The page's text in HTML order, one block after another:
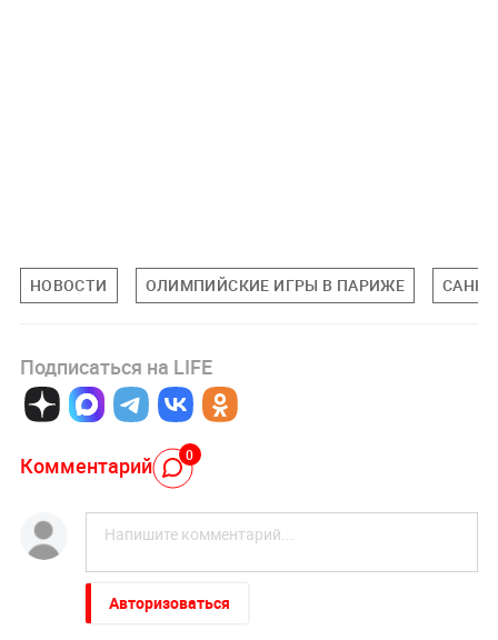
НОВОСТИ ОЛИМПИЙСКИЕ ИГРЫ В ПАРИЖЕ
Подписаться на LIFE
Комментарий 0
Авторизоваться